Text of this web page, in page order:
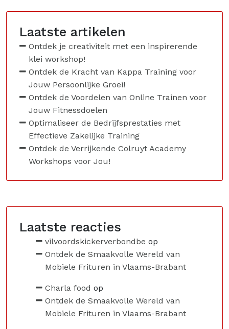
Laatste artikelen
Ontdek je creativiteit met een inspirerende
klei workshop!
Ontdek de Kracht van Kappa Training voor
Jouw Persoonlijke Groei!
Ontdek de Voordelen van Online Trainen voor
Jouw Fitnessdoelen
Optimaliseer de Bedrijfsprestaties met
Effectieve Zakelijke Training
Ontdek de Verrijkende Colruyt Academy
Workshops voor Jou!
Laatste reacties
vilvoordskickerverbondbe op
Ontdek de Smaakvolle Wereld van
Mobiele Frituren in Vlaams-Brabant
Charla food op
Ontdek de Smaakvolle Wereld van
Mobiele Frituren in Vlaams-Brabant